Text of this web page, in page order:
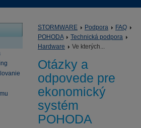
STORMWARE Podpora
FAQ
POHODA
Technická podpora
Hardware
Ve kterých...
Otázky a
odpovede pre
ekonomický
systém
POHODA